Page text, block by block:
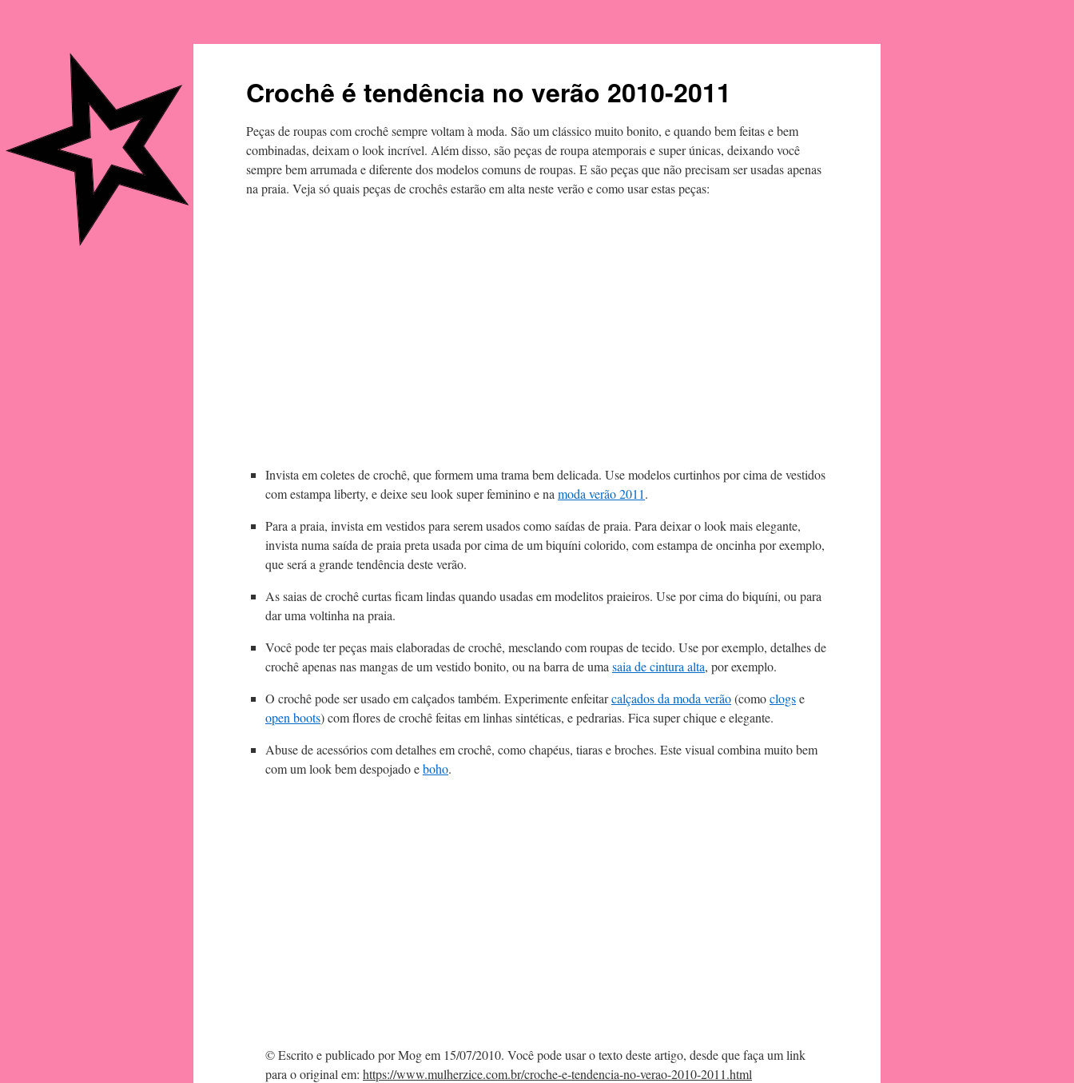
Crochê é tendência no verão 2010-2011
Peças de roupas com crochê sempre voltam à moda. São um clássico muito bonito, e quando bem feitas e bem
combinadas, deixam o look incrível. Além disso, são peças de roupa atemporais e super únicas, deixando você
sempre bem arrumada e diferente dos modelos comuns de roupas. E são peças que não precisam ser usadas apenas
na praia. Veja só quais peças de crochês estarão em alta neste verão e como usar estas peças:
Invista em coletes de crochê, que formem uma trama bem delicada. Use modelos curtinhos por cima de vestidos
com estampa liberty, e deixe seu look super feminino e na moda verão 2011.
Para a praia, invista em vestidos para serem usados como saídas de praia. Para deixar o look mais elegante,
invista numa saída de praia preta usada por cima de um biquíni colorido, com estampa de oncinha por exemplo,
que será a grande tendência deste verão.
As saias de crochê curtas ficam lindas quando usadas em modelitos praieiros. Use por cima do biquíni, ou para
dar uma voltinha na praia.
Você pode ter peças mais elaboradas de crochê, mesclando com roupas de tecido. Use por exemplo, detalhes de
crochê apenas nas mangas de um vestido bonito, ou na barra de uma saia de cintura alta, por exemplo.
O crochê pode ser usado em calçados também. Experimente enfeitarcalçados da moda verão(comoclogse
open boots) com flores de crochê feitas em linhas sintéticas, e pedrarias. Fica super chique e elegante.
Abuse de acessórios com detalhes em crochê, como chapéus, tiaras e broches. Este visual combina muito bem
com um look bem despojado eboho.
© Escrito e publicado por Mog em 15/07/2010. Você pode usar o texto deste artigo, desde que faça um link
para o original em: https://www.mulherzice.com.br/croche-e-tendencia-no-verao-2010-2011.html